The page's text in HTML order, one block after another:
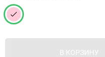
В КОРЗИНУ